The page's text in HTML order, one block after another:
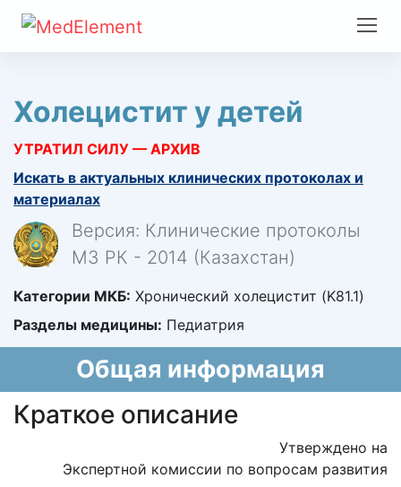
Холецистит у детей
УТРАТИЛ СИЛУ — АРХИВ
Искать в актуальных клинических протоколах и
материалах
Версия: Клинические протоколы
МЗ РК - 2014 (Казахстан)
Категории МКБ: Хронический холецистит (K81.1)
Разделы медицины: Педиатрия
Общая информация
Краткое описание
Утверждено на
Экспертной комиссии по вопросам развития